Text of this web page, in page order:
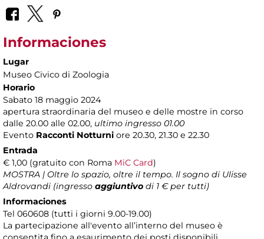
Informaciones
Lugar
Museo Civico di Zoologia
Horario
Sabato 18 maggio 2024
apertura straordinaria del museo e delle mostre in corso
dalle 20.00 alle 02.00, ultimo ingresso 01.00
Evento Racconti Notturni ore 20.30, 21.30 e 22.30
Entrada
€ 1,00 (gratuito con Roma MiC Card)
MOSTRA | Oltre lo spazio, oltre il tempo. Il sogno di Ulisse
Aldrovandi (ingresso aggiuntivo di 1 € per tutti)
Informaciones
Tel 060608 (tutti i giorni 9.00-19.00)
La partecipazione all'evento all’interno del museo è